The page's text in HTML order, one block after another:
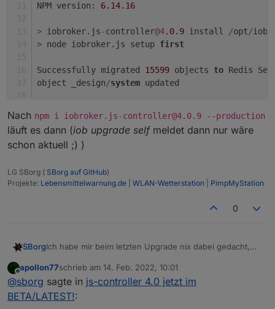
NPM version: 6.14.16
> iobroker.js-controller@4.0.9 install /opt/
> node iobroker.js setup first
Successfully migrated 15599 objects to Redis
object _design/system updated
States database error: connect ECONNREFUSED
States database error: connect ECONNREFUSED
States database error:
States database error:
States database error: connect ECONNREFUSED
ECONNREFUSED
Nach npm i iobroker.js-controller@4.0.9 --production
läuft es dann (iob upgrade selfmeldet dann nur wäre
schon aktuell ;) )
LG SBorg ( SBorg auf GitHub)
Projekte: Lebensmittelwarnung.de WLAN-Wetterstation PimpMyStation
0
SBorgIch habe mir beim letzten Upgrade nix dabei gedacht,
iob upgrade self
Update js-controller from @4.0.8 to @4.0.9
Stopped Objects DB
Nachnpm i iobroker.js-controller@4.0.9 --
production
Offline
apollon77schrieb am 14. Feb. 2022, 10:01
zuletzt editiert von
@sborg sagte in js-controller 4.0 jetzt im
BETA/LATEST!: